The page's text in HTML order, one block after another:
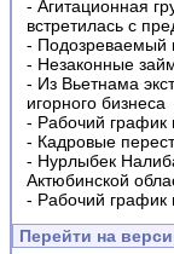
- Агитационная
встретилась с
- Подозреваемый
- Незаконные
- Из Вьетнама
игорного бизнеса
- Рабочий график
- Кадровые
- Нурлыбек
Актюбинской
- Рабочий график
Перейти на